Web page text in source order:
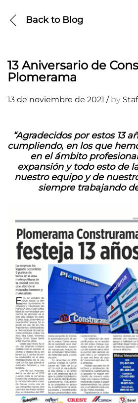
Back toBlog
13 Aniversario de
Plomerama
13 de noviembre de 2021 /by
“Agradecidos por estos 13
cumpliendo, en los que
en el ámbito
expansión y todo esto de
nuestro equipo y de
siempre trabajando